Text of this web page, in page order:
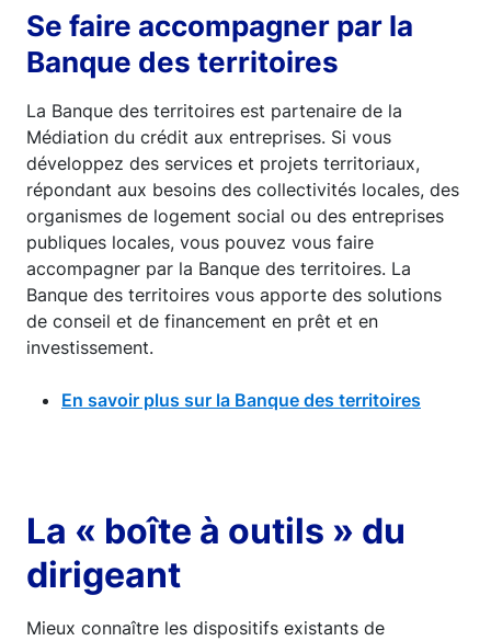
Se faire accompagner par la
Banque des territoires
La Banque des territoires est partenaire de la
Médiation du crédit aux entreprises. Si vous
développez des services et projets territoriaux,
répondant aux besoins des collectivités locales, des
organismes de logement social ou des entreprises
publiques locales, vous pouvez vous faire
accompagner par la Banque des territoires. La
Banque des territoires vous apporte des solutions
de conseil et de financement en prêt et en
investissement.
En savoir plus sur la Banque des territoires
La « boîte à outils » du
dirigeant
Mieux connaître les dispositifs existants de